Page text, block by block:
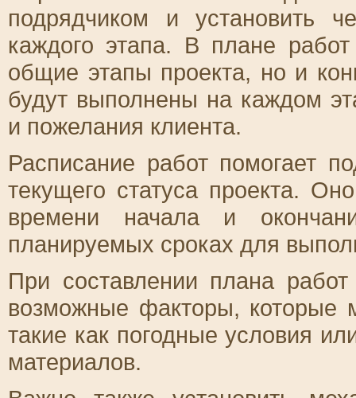
подрядчиком и установить
каждого этапа. В плане
общие этапы проекта, но и
будут выполнены на каждом
и пожелания клиента.
Расписание работ помогает
текущего статуса проекта.
времени начала и
планируемых сроках для
При составлении плана
возможные факторы, которые
такие как погодные условия
материалов.